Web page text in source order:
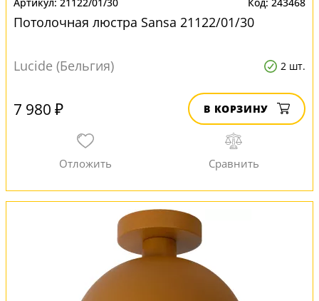
Потолочная люстра Sansa 21122/01/30
Lucide (Бельгия) 2 шт.
7 980 ₽ В КОРЗИНУ